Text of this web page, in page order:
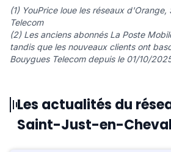
(1) YouPrice loue les réseaux d'Orange,
Telecom
(2) Les anciens abonnés La Poste
tandis que les nouveaux clients ont
Bouygues Telecom depuis le 01/10/
Les actualités du
Saint-Just-en-